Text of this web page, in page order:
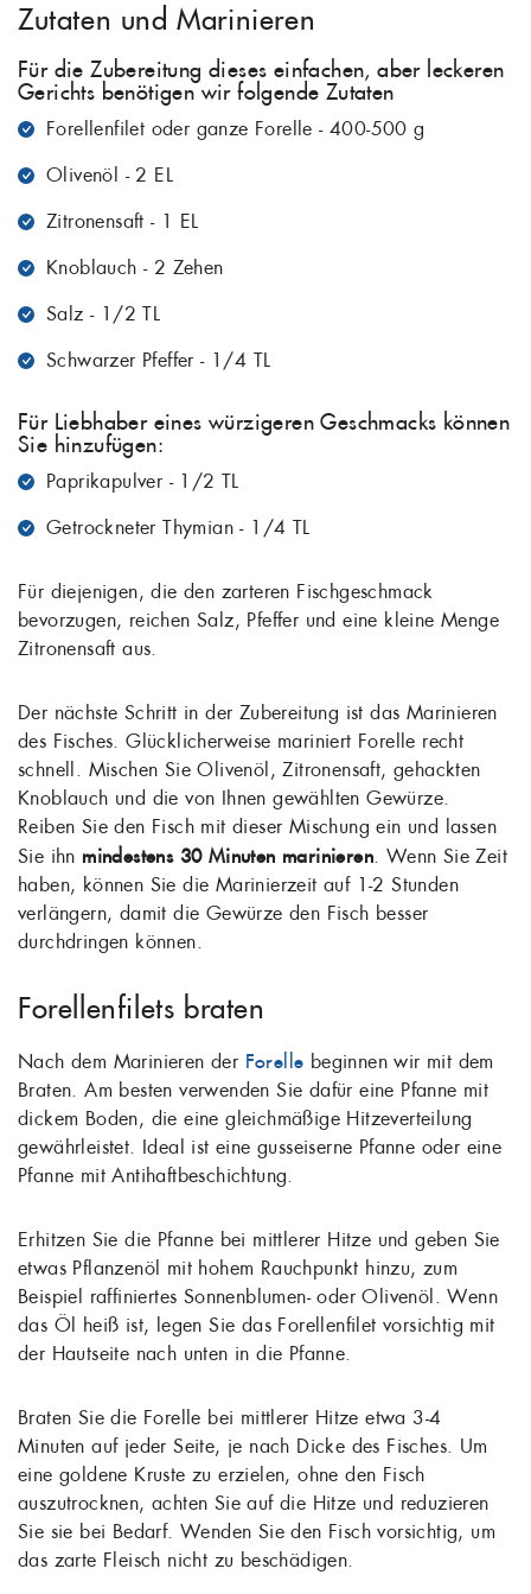
Zutaten und Marinieren
Für die Zubereitung dieses einfachen, aber leckeren
Gerichts benötigen wir folgende Zutaten
Forellenfilet oder ganze Forelle - 400-500 g
Olivenöl - 2 EL
Zitronensaft - 1 EL
Knoblauch - 2 Zehen
Salz - 1/2 TL
Schwarzer Pfeffer - 1/4 TL
Für Liebhaber eines würzigeren Geschmacks können
Sie hinzufügen:
Paprikapulver - 1/2 TL
Getrockneter Thymian - 1/4 TL
Für diejenigen, die den zarteren Fischgeschmack
bevorzugen, reichen Salz, Pfeffer und eine kleine Menge
Zitronensaft aus.
Der nächste Schritt in der Zubereitung ist das Marinieren
des Fisches. Glücklicherweise mariniert Forelle recht
schnell. Mischen Sie Olivenöl, Zitronensaft, gehackten
Knoblauch und die von Ihnen gewählten Gewürze.
Reiben Sie den Fisch mit dieser Mischung ein und lassen
Sie ihn mindestens 30 Minuten marinieren. Wenn Sie Zeit
haben, können Sie die Marinierzeit auf 1-2 Stunden
verlängern, damit die Gewürze den Fisch besser
durchdringen können.
Forellenfilets braten
Nach dem Marinieren der Forelle beginnen wir mit dem
Braten. Am besten verwenden Sie dafür eine Pfanne mit
dickem Boden, die eine gleichmäßige Hitzeverteilung
gewährleistet. Ideal ist eine gusseiserne Pfanne oder eine
Pfanne mit Antihaftbeschichtung.
Erhitzen Sie die Pfanne bei mittlerer Hitze und geben Sie
etwas Pflanzenöl mit hohem Rauchpunkt hinzu, zum
Beispiel raffiniertes Sonnenblumen- oder Olivenöl. Wenn
das Öl heiß ist, legen Sie das Forellenfilet vorsichtig mit
der Hautseite nach unten in die Pfanne.
Braten Sie die Forelle bei mittlerer Hitze etwa 3-4
Minuten auf jeder Seite, je nach Dicke des Fisches. Um
eine goldene Kruste zu erzielen, ohne den Fisch
auszutrocknen, achten Sie auf die Hitze und reduzieren
Sie sie bei Bedarf. Wenden Sie den Fisch vorsichtig, um
das zarte Fleisch nicht zu beschädigen.